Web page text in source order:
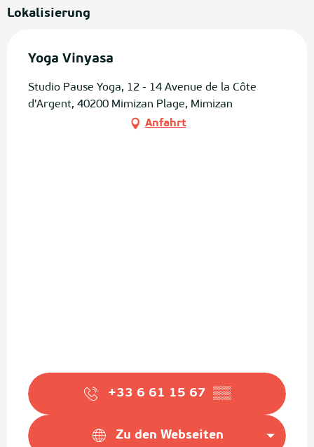
Lokalisierung
Yoga Vinyasa
Studio Pause Yoga, 12 - 14 Avenue de la Côte
d'Argent, 40200 Mimizan Plage, Mimizan
Anfahrt
+33 6 61 15 67 ▒▒
Zu den Webseiten